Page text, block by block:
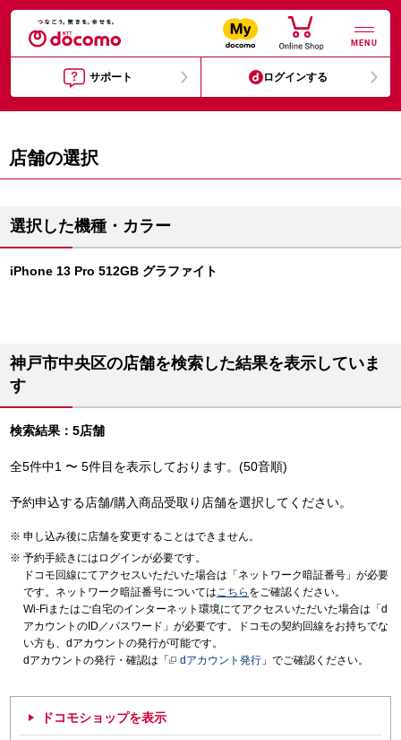
MENU
サポート ログインする
店舗の選択
選択した機種・カラー
iPhone 13 Pro 512GB グラファイト
神戸市中央区の店舗を検索した結果を表示していま
す
検索結果：5店舗
全5件中1 〜 5件目を表示しております。(50音順)
予約申込する店舗/購入商品受取り店舗を選択してください。
申し込み後に店舗を変更することはできません。
予約手続きにはログインが必要です。
ドコモ回線にてアクセスいただいた場合は「ネットワーク暗証番号」が必要
です。ネットワーク暗証番号についてはこちら をご確認ください。
Wi-Fiまたはご自宅のインターネット環境にてアクセスいただいた場合は「d
アカウントのID／パスワード」が必要です。ドコモの契約回線をお持ちでな
い方も、dアカウントの発行が可能です。
dアカウントの発行・確認は「
dアカウント発行 」でご確認ください。
ドコモショップを表示